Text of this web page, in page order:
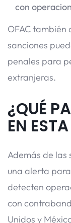
con
OFAC también
sanciones
penales para
extranjeras.
¿QUÉ
EN
Además de las
una alerta
detecten
con
Unidos y